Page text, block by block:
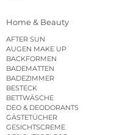
Home & Beauty
AFTER SUN
AUGEN MAKE UP
BACKFORMEN
BADEMATTEN
BADEZIMMER
BESTECK
BETTWÄSCHE
DEO & DEODORANTS
GÄSTETÜCHER
GESICHTSCREME